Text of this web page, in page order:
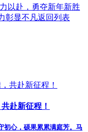
以赴，勇夺新年新胜
彰显不凡返回列表
赴新征程！
初心，硕果累累满庭芳。马